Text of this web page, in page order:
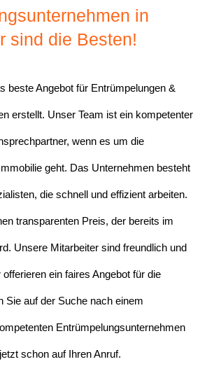
in
sind die Besten!
beste Angebot für Entrümpelungen &
erstellt. Unser Team ist ein kompetenter
wenn es um die
geht. Das Unternehmen besteht
die schnell und effizient arbeiten.
transparenten Preis, der bereits im
Unsere Mitarbeiter sind freundlich und
ein faires Angebot für die
Sie auf der Suche nach einem
Entrümpelungsunternehmen
schon auf Ihren Anruf.